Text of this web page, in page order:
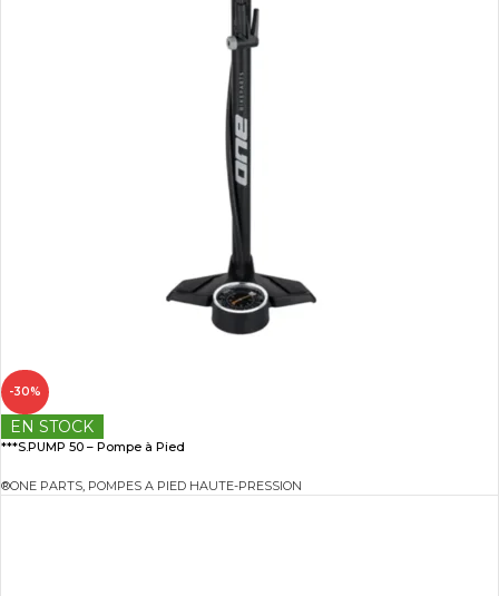
-30%
EN STOCK
***S.PUMP 50 – Pompe à Pied
®ONE PARTS, POMPES A PIED HAUTE-PRESSION